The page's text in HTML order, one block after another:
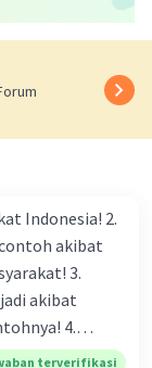
Indonesia! 2.
akibat
3.
akibat
4.
keberagaman
terverifikasi